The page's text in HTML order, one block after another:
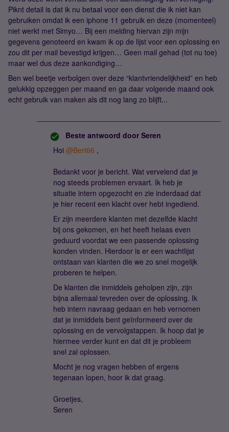
Piknt detail is dat ik nu betaal voor een dienst die ik niet kan
gebruiken omdat ik een iphone 11 gebruik en deze (momenteel)
niet werkt met Simyo… Bij een melding hiervan zijn mijn
gegevens genoteerd en kwam ik op de lijst voor een oplossing en
zou dit per mail bevestigd krijgen… Geen mail gehad (tot nu toe)
maar wel dus deze aankondiging…
Ben wel beetje verbolgen over deze “klantvriendelijkheid” en heb
gelukkig opzeggen per maand en ga daar volgende maand ook
echt gebruik van maken als dit nog lang zo blijft...
Beste antwoord door Seren
Hoi @Bert66 ,
Bedankt voor je bericht. Wat vervelend dat je
nog steeds problemen ervaart. Ik heb je
situatie intern opgezocht en zie inderdaad dat
je hier recent een klacht over hebt ingediend.
Er zijn meerdere klanten met dezelfde klacht
bij ons gekomen, en het heeft helaas even
geduurd voordat we een passende oplossing
konden vinden. Hierdoor is er een wachtlijst
ontstaan van klanten die we zo snel mogelijk
proberen te helpen.
De klanten die inmiddels geholpen zijn, zijn
bijna allemaal tevreden over de oplossing. Ik
heb intern navraag gedaan en heb vernomen
dat je inmiddels bent geïnformeerd over de
oplossing en de vervolgstappen. Ik hoop dat je
hiermee verder kunt en dat dit je probleem
snel zal oplossen.
Mocht je nog vragen hebben of ergens
tegenaan lopen, hoor ik dat graag.
Groetjes,
Seren